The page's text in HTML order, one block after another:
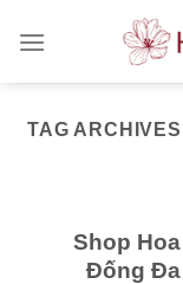
TAG
Shop
Đống Đa